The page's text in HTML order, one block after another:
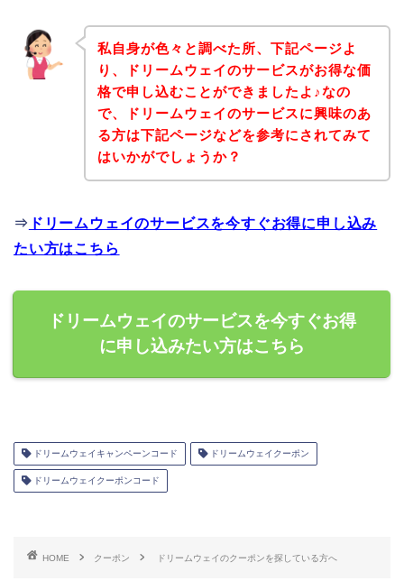
私自身が色々と調べた所、下記ページよ
り、ドリームウェイのサービスがお得な価
格で申し込むことができましたよ♪なの
で、ドリームウェイのサービスに興味のあ
る方は下記ページなどを参考にされてみて
はいかがでしょうか？
⇒ ドリームウェイのサービスを今すぐお得に申し込み
たい方はこちら
ドリームウェイのサービスを今すぐお得
に申し込みたい方はこちら
ドリームウェイキャンペーンコード ドリームウェイクーポン
ドリームウェイクーポンコード
HOME クーポン ドリームウェイのクーポンを探している方へ